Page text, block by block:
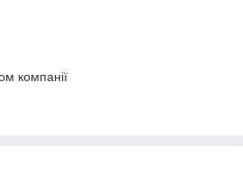
компанії